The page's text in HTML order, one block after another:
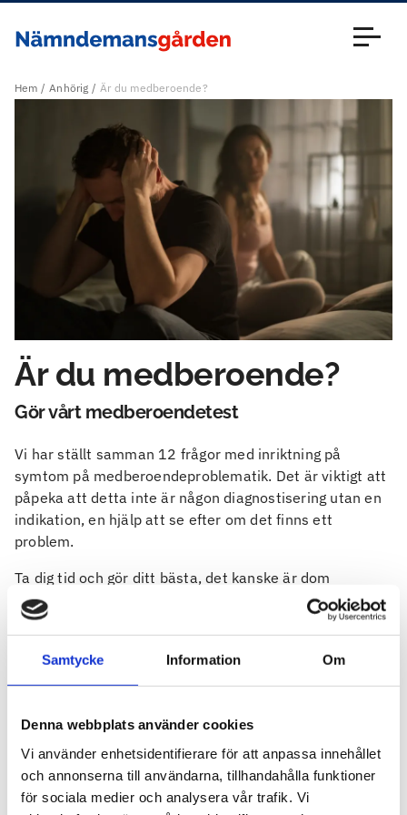
Samtycke Information Om
Denna webbplats använder cookies
Vi använder enhetsidentifierare för att anpassa innehållet
och annonserna till användarna, tillhandahålla funktioner
för sociala medier och analysera vår trafik. Vi
Hem Anhörig Är du medberoende?
Är du medberoende?
Gör vårt medberoendetest
Vi har ställt samman 12 frågor med inriktning på
symtom på medberoendeproblematik. Det är viktigt att
påpeka att detta inte är någon diagnostisering utan en
indikation, en hjälp att se efter om det finns ett
problem.
Ta dig tid och gör ditt bästa, det kanske är dom
viktigaste frågorna du har ställt dig i ditt liv.
Ägnar du mycket tid och energi åt någon
annans missbruk?
Fråga 1/12
Ja Nej
Visa resultat